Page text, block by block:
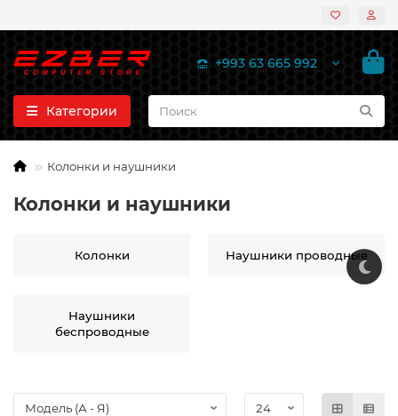
+993 63 665 992
Категории
Колонки и наушники
Колонки и наушники
Колонки Наушники проводные
Наушники
беспроводные